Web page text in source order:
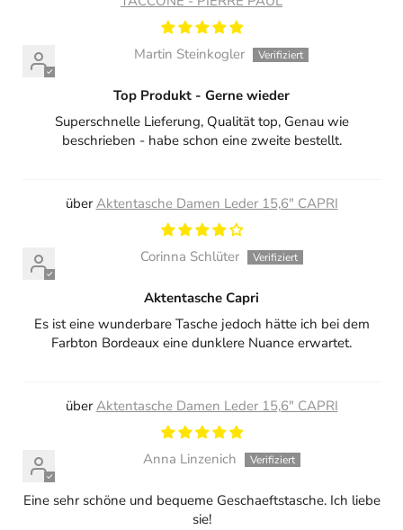
Martin Steinkogler
Top Produkt - Gerne wieder
Superschnelle Lieferung, Qualität top, Genau wie
beschrieben - habe schon eine zweite bestellt.
Aktentasche Damen Leder 15,6" CAPRI
Corinna Schlüter
Aktentasche Capri
Es ist eine wunderbare Tasche jedoch hätte ich bei dem
Farbton Bordeaux eine dunklere Nuance erwartet.
Aktentasche Damen Leder 15,6" CAPRI
Anna Linzenich
Eine sehr schöne und bequeme Geschaeftstasche. Ich liebe
sie!